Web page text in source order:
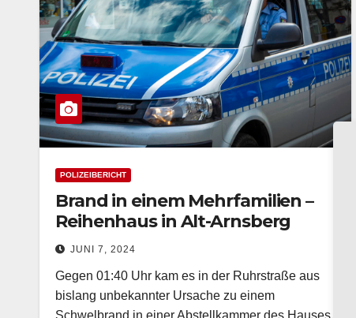
POLIZEIBERICHT
Brand in einem Mehrfamilien –
Reihenhaus in Alt-Arnsberg
JUNI 7, 2024
Gegen 01:40 Uhr kam es in der Ruhrstraße aus
bislang unbekannter Ursache zu einem
Schwelbrand in einer Abstellkammer des Hauses.